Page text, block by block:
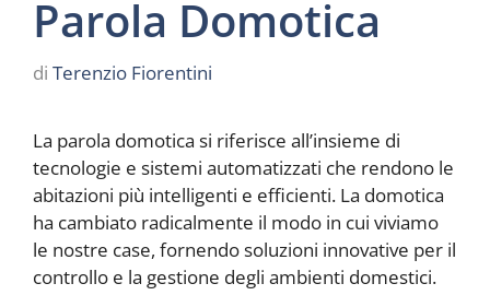
Parola Domotica
di Terenzio Fiorentini
La parola domotica si riferisce all’insieme di
tecnologie e sistemi automatizzati che rendono le
abitazioni più intelligenti e efficienti. La domotica
ha cambiato radicalmente il modo in cui viviamo
le nostre case, fornendo soluzioni innovative per il
controllo e la gestione degli ambienti domestici.